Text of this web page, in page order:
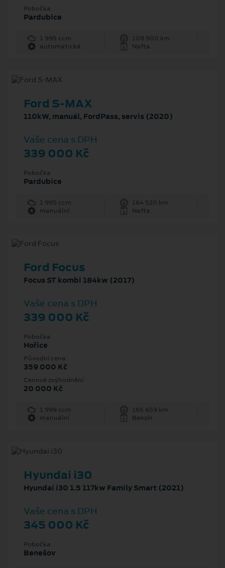
Pobočka
Pardubice
1 995 ccm
108 900 km
automatická
Nafta
Ford S-MAX
110kW, manuál, FordPass, servis (2020)
Vaše cena s DPH
339 000 Kč
Pobočka
Pardubice
1 995 ccm
164 520 km
manuální
Nafta
Ford Focus
Focus ST kombi 184kw (2017)
Vaše cena s DPH
339 000 Kč
Pobočka
Hořice
Původní cena
359 000 Kč
Cenové zvýhodnění
20 000 Kč
1 999 ccm
165 659 km
manuální
Benzín
Hyundai i30
Hyundai i30 1.5 117kw Family Smart (2021)
Vaše cena s DPH
345 000 Kč
Pobočka
Benešov